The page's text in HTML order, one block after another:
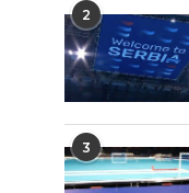
2
3